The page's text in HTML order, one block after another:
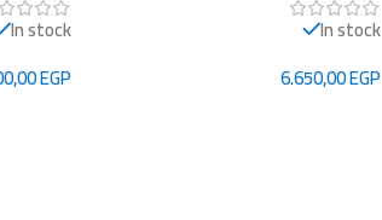
In stock
6.650,00EGP
In stock
EGP